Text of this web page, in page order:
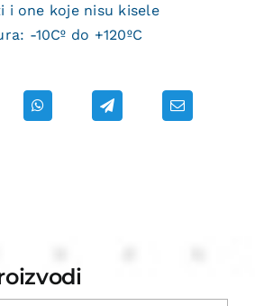
i one koje nisu kisele
-10Cº do +120ºC